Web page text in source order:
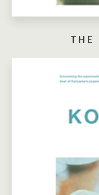
THE